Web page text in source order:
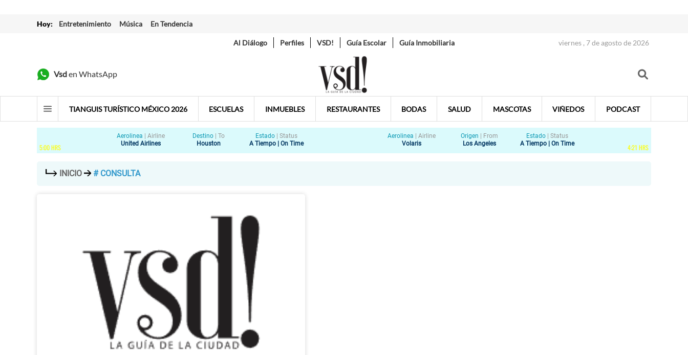
Hoy: Entretenimiento Música En Tendencia
Al Diálogo Perfiles VSD! Guía Escolar Guía Inmobiliaria viernes , 7 de agosto de 2026
Vsden WhatsApp
TIANGUIS TURÍSTICO MÉXICO 2026 ESCUELAS INMUEBLES RESTAURANTES BODAS SALUD MASCOTAS VIÑEDOS PODCAST
5:00HRS
Aerolinea
Airline
United Airlines
Destino
To
Houston
Estado
Status
A Tiempo | On Time
Aerolinea
Airline
Volaris
Origen
From
Los Angeles
Estado
Status
A Tiempo | On Time
4:21 HRS
INICIO # CONSULTA